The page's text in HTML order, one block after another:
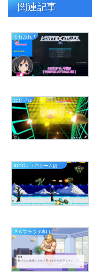
関連記事
とれぷれ！
はじプロ
IGGCレトロゲーム倶楽部
ＰＣブラウザ専用